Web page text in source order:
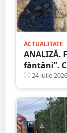
ACTUALITATE
ANALIZĂ.
fântâni”.
unde a
24 iulie 2026